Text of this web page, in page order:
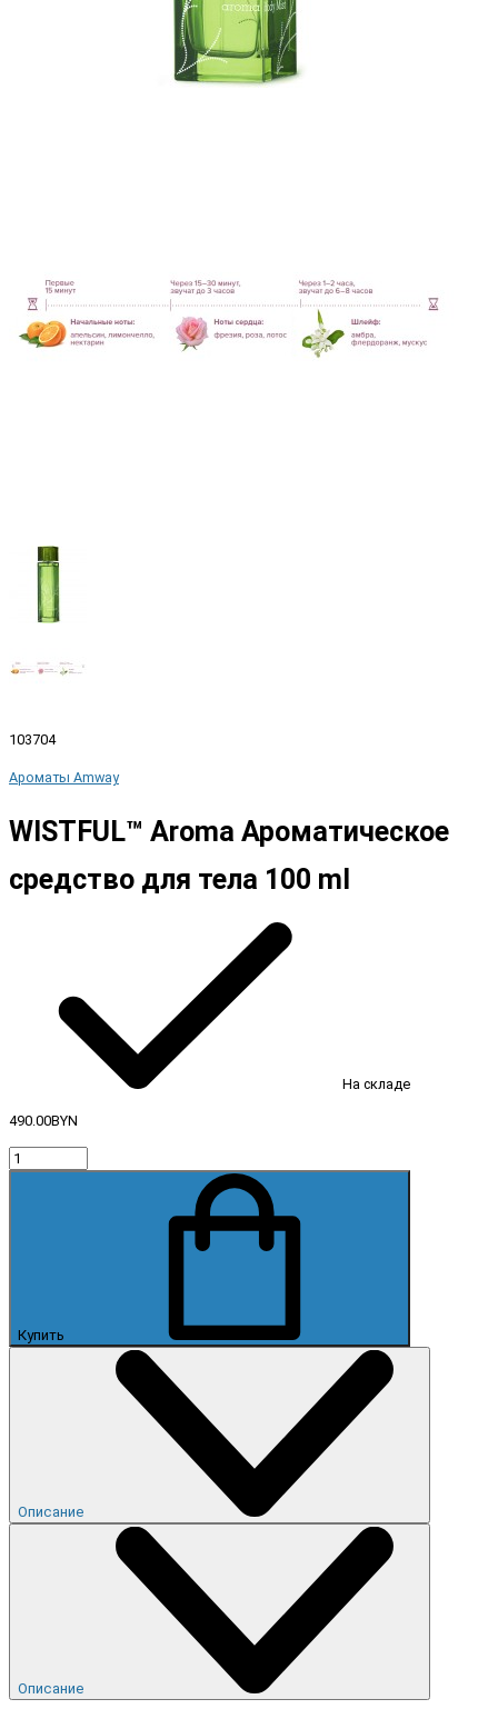
103704
Ароматы Amway
WISTFUL™ Aroma Ароматическое
средство для тела 100 ml
На складе
490.00BYN
Купить
Описание
Описание